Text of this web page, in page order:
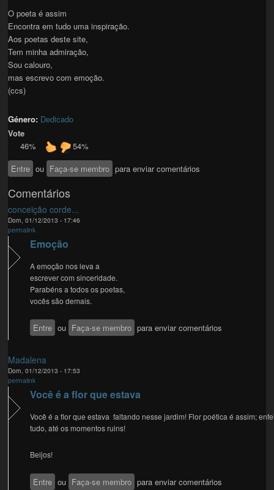
O poeta é assim
Encontra em tudo uma inspiração.
Aos poetas deste site,
Tem minha admiração,
Sou calouro,
mas escrevo com emoção.
(ccs)
Género: Dedicado
Vote
46%
54%
Entre ou Faça-se membro para enviar comentários
Comentários
conceição corde...
Dom, 01/12/2013 - 17:46
permalink
Emoção
A emoção nos leva a
escrever com sinceridade.
Parabéns a todos os poetas,
vocês são demais.
Entre ou Faça-se membro para enviar comentários
Madalena
Dom, 01/12/2013 - 17:53
permalink
Você é a flor que estava
Você é a flor que estava faltando nesse jardim! Flor poética é assim;
tudo, até os momentos ruins!
Beijos!
Entre ou Faça-se membro para enviar comentários